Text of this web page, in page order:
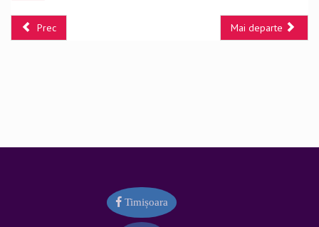
Prec Mai departe
Timișoara